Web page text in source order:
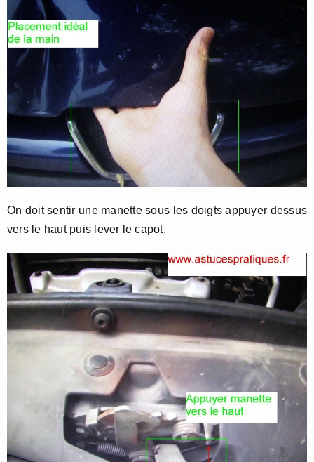
On doit sentir une manette sous les doigts appuyer dessus
vers le haut puis lever le capot.